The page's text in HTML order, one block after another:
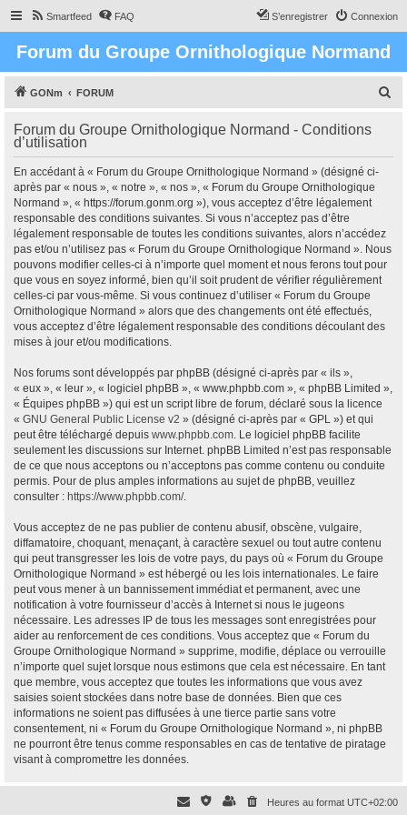
Smartfeed FAQ Connexion
S’enregistrer
Forum du Groupe Ornithologique Normand
GONm FORUM
h
Forum du Groupe Ornithologique Normand - Conditions
d’utilisation
En accédant à « Forum du Groupe Ornithologique Normand » (désigné ci-
après par « nous », « notre », « nos », « Forum du Groupe Ornithologique
Normand », « https://forum.gonm.org »), vous acceptez d’être légalement
responsable des conditions suivantes. Si vous n’acceptez pas d’être
légalement responsable de toutes les conditions suivantes, alors n’accédez
pas et/ou n’utilisez pas « Forum du Groupe Ornithologique Normand ». Nous
pouvons modifier celles-ci à n’importe quel moment et nous ferons tout pour
que vous en soyez informé, bien qu’il soit prudent de vérifier régulièrement
celles-ci par vous-même. Si vous continuez d’utiliser « Forum du Groupe
Ornithologique Normand » alors que des changements ont été effectués,
vous acceptez d’être légalement responsable des conditions découlant des
mises à jour et/ou modifications.
Nos forums sont développés par phpBB (désigné ci-après par « ils »,
« eux », « leur », « logiciel phpBB », « www.phpbb.com », « phpBB Limited »,
« Équipes phpBB ») qui est un script libre de forum, déclaré sous la licence
« GNU General Public License v2 » (désigné ci-après par « GPL ») et qui
peut être téléchargé depuis www.phpbb.com. Le logiciel phpBB facilite
seulement les discussions sur Internet. phpBB Limited n’est pas responsable
de ce que nous acceptons ou n’acceptons pas comme contenu ou conduite
permis. Pour de plus amples informations au sujet de phpBB, veuillez
consulter : https://www.phpbb.com/.
Vous acceptez de ne pas publier de contenu abusif, obscène, vulgaire,
diffamatoire, choquant, menaçant, à caractère sexuel ou tout autre contenu
qui peut transgresser les lois de votre pays, du pays où « Forum du Groupe
Ornithologique Normand » est hébergé ou les lois internationales. Le faire
peut vous mener à un bannissement immédiat et permanent, avec une
notification à votre fournisseur d’accès à Internet si nous le jugeons
nécessaire. Les adresses IP de tous les messages sont enregistrées pour
aider au renforcement de ces conditions. Vous acceptez que « Forum du
Groupe Ornithologique Normand » supprime, modifie, déplace ou verrouille
n’importe quel sujet lorsque nous estimons que cela est nécessaire. En tant
que membre, vous acceptez que toutes les informations que vous avez
saisies soient stockées dans notre base de données. Bien que ces
informations ne soient pas diffusées à une tierce partie sans votre
consentement, ni « Forum du Groupe Ornithologique Normand », ni phpBB
ne pourront être tenus comme responsables en cas de tentative de piratage
visant à compromettre les données.
Heures au format UTC+02:00